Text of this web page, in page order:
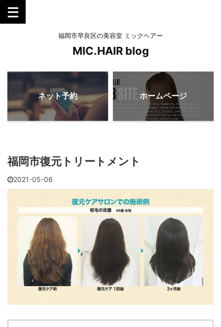
福岡市早良区の美容室 ミックヘアー
MIC.HAIR blog
ネット予約 ホームページ
福岡市復元トリートメント
2021-05-06